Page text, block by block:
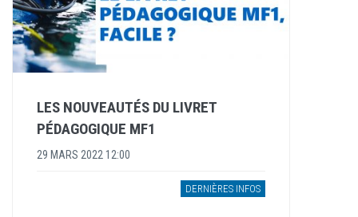
LES NOUVEAUTÉS DU LIVRET
PÉDAGOGIQUE MF1
29 MARS 2022 12:00
DERNIÈRES INFOS